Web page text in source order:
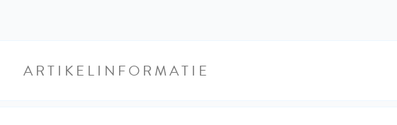
ARTIKELINFORMATIE